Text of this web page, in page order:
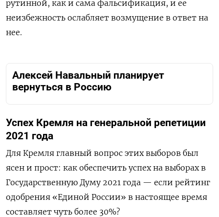
рутинной, как и сама фальсификация, и ее
неизбежность ослабляет возмущение в ответ на
нее.
Алексей Навальный планирует
вернуться в Россию
Успех Кремля на генеральной репетиции
2021 года
Для Кремля главный вопрос этих выборов был
ясен и прост: как обеспечить успех на выборах в
Государственную Думу 2021 года — если рейтинг
одобрения «Единой России» в настоящее время
составляет чуть более 30%?